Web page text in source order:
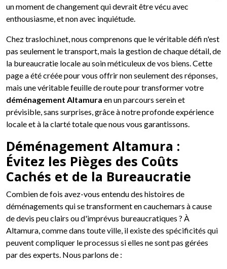
un moment de changement qui devrait être vécu avec
enthousiasme, et non avec inquiétude.
Chez traslochi.net, nous comprenons que le véritable défi n'est
pas seulement le transport, mais la gestion de chaque détail, de
la bureaucratie locale au soin méticuleux de vos biens. Cette
page a été créée pour vous offrir non seulement des réponses,
mais une véritable feuille de route pour transformer votre
déménagement Altamura en un parcours serein et
prévisible, sans surprises, grâce à notre profonde expérience
locale et à la clarté totale que nous vous garantissons.
Déménagement Altamura :
Évitez les Pièges des Coûts
Cachés et de la Bureaucratie
Combien de fois avez-vous entendu des histoires de
déménagements qui se transforment en cauchemars à cause
de devis peu clairs ou d'imprévus bureaucratiques ? À
Altamura, comme dans toute ville, il existe des spécificités qui
peuvent compliquer le processus si elles ne sont pas gérées
par des experts. Nous parlons de :